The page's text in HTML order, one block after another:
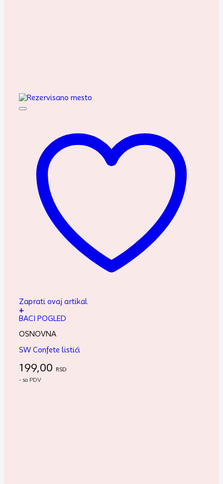
Zaprati ovaj artikal
+
BACI POGLED
OSNOVNA
SW Confete listići
199,00 RSD
- sa PDV